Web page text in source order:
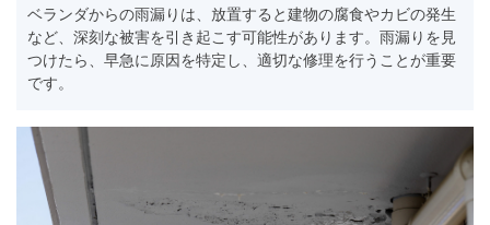
ベランダからの雨漏りは、放置すると建物の腐食やカビの発生
など、深刻な被害を引き起こす可能性があります。雨漏りを見
つけたら、早急に原因を特定し、適切な修理を行うことが重要
です。